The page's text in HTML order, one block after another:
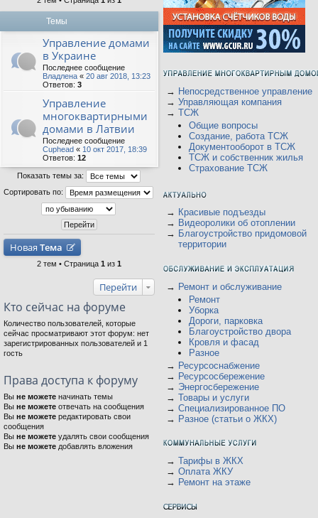
Темы
Управление домами
в Украине
Последнее сообщение
Владлена « 20 авг 2018, 13:23
Ответов: 3
Управление
многоквартирными
домами в Латвии
Последнее сообщение
Cuphead « 10 окт 2017, 18:39
Ответов: 12
Показать темы за:
Сортировать по:
Новая Тема
2 тем • Страница 1 из 1
Перейти
Кто сейчас на форуме
Количество пользователей, которые
сейчас просматривают этот форум: нет
зарегистрированных пользователей и 1
гость
Права доступа к форуму
Вы не можете начинать темы
Вы не можете отвечать на сообщения
Вы не можете редактировать свои
сообщения
Вы не можете удалять свои сообщения
Вы не можете добавлять вложения
→ Непосредственное управление
→ Управляющая компания
→ ТСЖ
Общие вопросы
Создание, работа ТСЖ
Документооборот в ТСЖ
ТСЖ и собственник жилья
Страхование ТСЖ
→ Красивые подъезды
→ Видеоролики об отоплении
→ Благоустройство придомовой
территории
→ Ремонт и обслуживание
Ремонт
Уборка
Дороги, парковка
Благоустройство двора
Кровля и фасад
Разное
→ Ресурсоснабжение
→ Ресурсосбережение
→ Энергосбережение
→ Товары и услуги
→ Специализированное ПО
→ Разное (статьи о ЖКХ)
→ Тарифы в ЖКХ
→ Оплата ЖКУ
→ Ремонт на этаже